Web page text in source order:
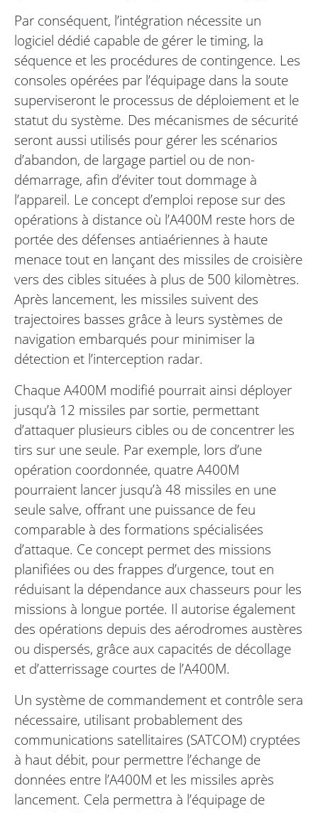
Par conséquent, l’intégration nécessite un
logiciel dédié capable de gérer le timing, la
séquence et les procédures de contingence. Les
consoles opérées par l’équipage dans la soute
superviseront le processus de déploiement et le
statut du système. Des mécanismes de sécurité
seront aussi utilisés pour gérer les scénarios
d’abandon, de largage partiel ou de non-
démarrage, afin d’éviter tout dommage à
l’appareil. Le concept d’emploi repose sur des
opérations à distance où l’A400M reste hors de
portée des défenses antiaériennes à haute
menace tout en lançant des missiles de croisière
vers des cibles situées à plus de 500 kilomètres.
Après lancement, les missiles suivent des
trajectoires basses grâce à leurs systèmes de
navigation embarqués pour minimiser la
détection et l’interception radar.
Chaque A400M modifié pourrait ainsi déployer
jusqu’à 12 missiles par sortie, permettant
d’attaquer plusieurs cibles ou de concentrer les
tirs sur une seule. Par exemple, lors d’une
opération coordonnée, quatre A400M
pourraient lancer jusqu’à 48 missiles en une
seule salve, offrant une puissance de feu
comparable à des formations spécialisées
d’attaque. Ce concept permet des missions
planifiées ou des frappes d’urgence, tout en
réduisant la dépendance aux chasseurs pour les
missions à longue portée. Il autorise également
des opérations depuis des aérodromes austères
ou dispersés, grâce aux capacités de décollage
et d’atterrissage courtes de l’A400M.
Un système de commandement et contrôle sera
nécessaire, utilisant probablement des
communications satellitaires (SATCOM) cryptées
à haut débit, pour permettre l’échange de
données entre l’A400M et les missiles après
lancement. Cela permettra à l’équipage de